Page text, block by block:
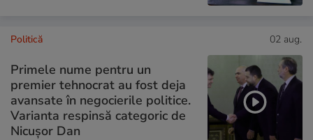
Politică 02 aug.
Primele nume pentru un
premier tehnocrat au fost deja
avansate în negocierile politice.
Varianta respinsă categoric de
Nicușor Dan